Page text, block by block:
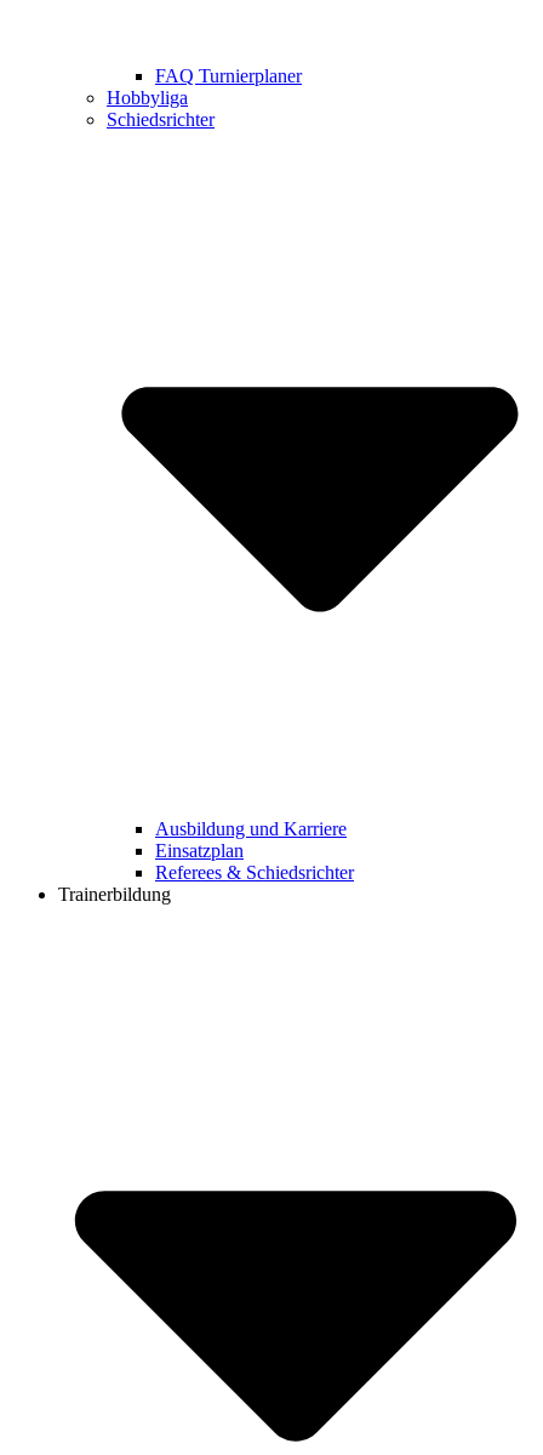
FAQ Turnierplaner
Hobbyliga
Schiedsrichter
Ausbildung und Karriere
Einsatzplan
Referees & Schiedsrichter
Trainerbildung